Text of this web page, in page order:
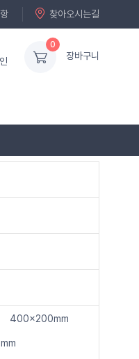
찾아오시는길
0
장바구니
400x200mm